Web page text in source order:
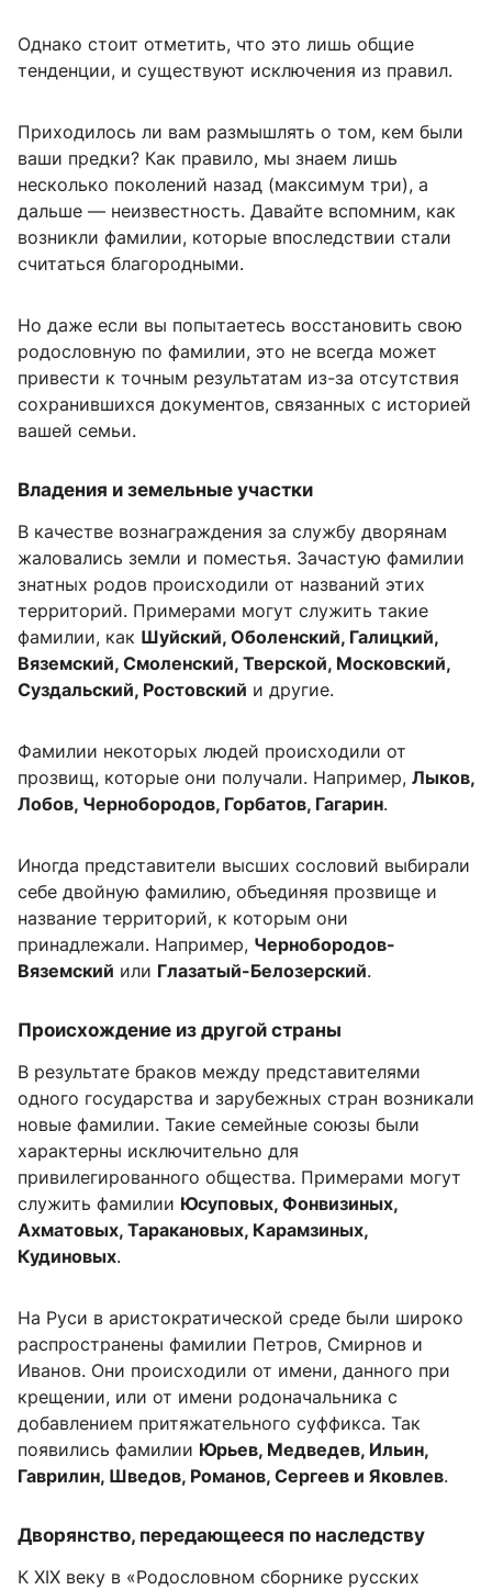
Однако стоит отметить, что это лишь общие
тенденции, и существуют исключения из правил.
Приходилось ли вам размышлять о том, кем были
ваши предки? Как правило, мы знаем лишь
несколько поколений назад (максимум три), а
дальше — неизвестность. Давайте вспомним, как
возникли фамилии, которые впоследствии стали
считаться благородными.
Но даже если вы попытаетесь восстановить свою
родословную по фамилии, это не всегда может
привести к точным результатам из-за отсутствия
сохранившихся документов, связанных с историей
вашей семьи.
Владения и земельные участки
В качестве вознаграждения за службу дворянам
жаловались земли и поместья. Зачастую фамилии
знатных родов происходили от названий этих
территорий. Примерами могут служить такие
фамилии, как Шуйский, Оболенский, Галицкий,
Вяземский, Смоленский, Тверской, Московский,
Суздальский, Ростовский и другие.
Фамилии некоторых людей происходили от
прозвищ, которые они получали. Например, Лыков,
Лобов, Чернобородов, Горбатов, Гагарин.
Иногда представители высших сословий выбирали
себе двойную фамилию, объединяя прозвище и
название территорий, к которым они
принадлежали. Например, Чернобородов-
Вяземский или Глазатый-Белозерский.
Происхождение из другой страны
В результате браков между представителями
одного государства и зарубежных стран возникали
новые фамилии. Такие семейные союзы были
характерны исключительно для
привилегированного общества. Примерами могут
служить фамилии Юсуповых, Фонвизиных,
Ахматовых, Таракановых, Карамзиных,
Кудиновых.
На Руси в аристократической среде были широко
распространены фамилии Петров, Смирнов и
Иванов. Они происходили от имени, данного при
крещении, или от имени родоначальника с
добавлением притяжательного суффикса. Так
появились фамилии Юрьев, Медведев, Ильин,
Гаврилин, Шведов, Романов, Сергеев и Яковлев.
Дворянство, передающееся по наследству
К XIX веку в «Родословном сборнике русских